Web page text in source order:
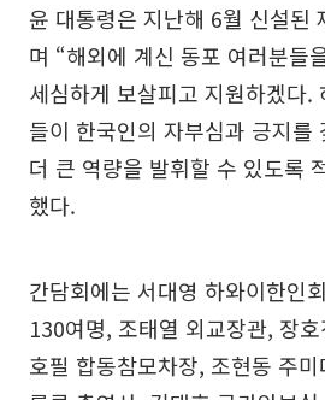
윤 대통령은 지난해 6월 신설된
며 “해외에 계신 동포 여러분들
세심하게 보살피고 지원하겠다.
들이 한국인의 자부심과 긍지를
더 큰 역량을 발휘할 수 있도록
했다.
간담회에는 서대영 하와이한인
130여명, 조태열 외교장관, 장
호필 합동참모차장, 조현동 주